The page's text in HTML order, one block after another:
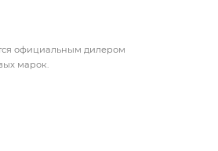
официальным дилером
марок.